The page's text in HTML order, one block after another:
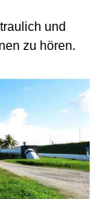
und
zu hören.